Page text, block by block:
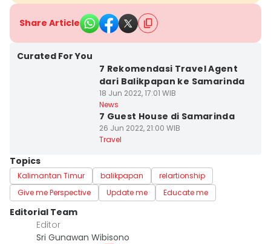
Share Article
Curated For You
7 Rekomendasi Travel Agent
dari Balikpapan ke Samarinda
18 Jun 2022, 17:01 WIB
News
7 Guest House di Samarinda
26 Jun 2022, 21:00 WIB
Travel
Topics
Kalimantan Timur balikpapan
relartionship
Give me Perspective
Update me Educate me
Editorial Team
Editor
Sri Gunawan Wibisono